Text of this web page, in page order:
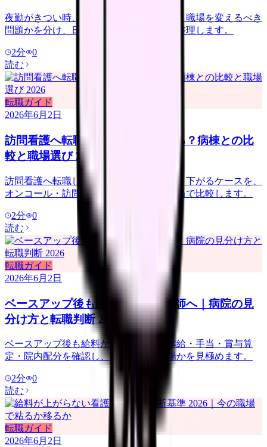
夜勤がきつい時、休めば回復する問題か、職場を変えるべき
問題かを分け、日勤のみ求人の注意点を整理します。
2分
0
読む
転職ガイド
2026年6月2日
訪問看護へ転職すると給料は上がる？病棟との比
較と職場選び 2026
訪問看護へ転職して給料が上がるケースと下がるケースを、
オンコール・訪問件数・管理者候補・手当で比較します。
2分
0
読む
転職ガイド
2026年6月2日
ベースアップ後も給料が低い看護師へ｜病院の見
分け方と転職判断 2026
ベースアップ後も給料が低い時は、基本給・手当・賞与算
定・院内配分を確認し、改善しない職場かを見極めます。
2分
0
読む
転職ガイド
2026年6月2日